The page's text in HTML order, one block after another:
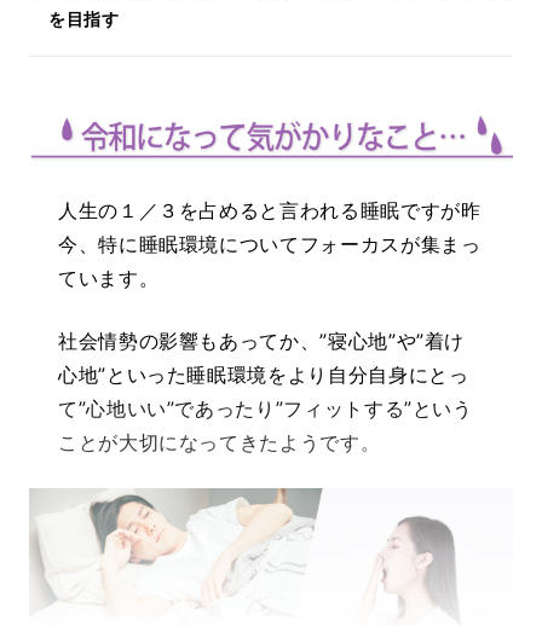
を目指す
人生の１／３を占めると言われる睡眠ですが昨
今、特に睡眠環境についてフォーカスが集まっ
ています。
社会情勢の影響もあってか、”寝心地”や”着け
心地”といった睡眠環境をより自分自身にとっ
て”心地いい”であったり”フィットする”という
ことが大切になってきたようです。